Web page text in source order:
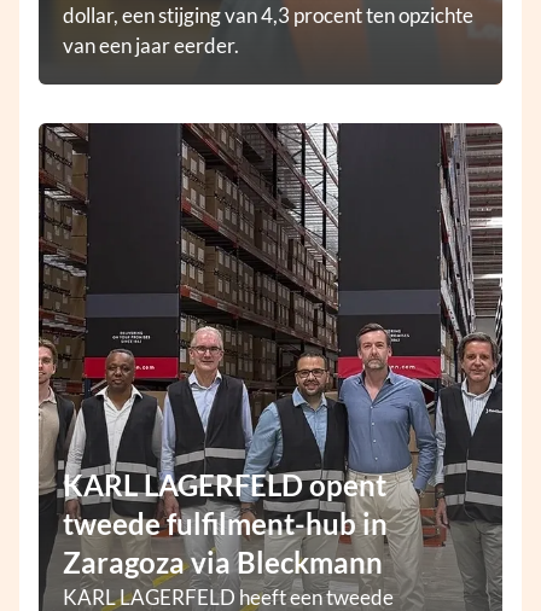
dollar, een stijging van 4,3 procent ten opzichte
van een jaar eerder.
KARL LAGERFELD opent
tweede fulfilment-hub in
Zaragoza via Bleckmann
KARL LAGERFELD heeft een tweede